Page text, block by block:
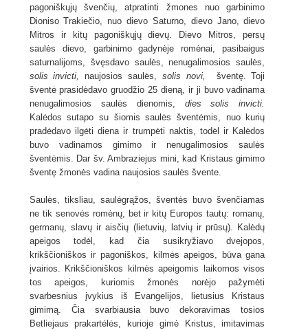
pagoniškųjų švenčių, atpratinti žmones nuo garbinimo
Dioniso Trakiečio, nuo dievo Saturno, dievo Jano, dievo
Mitros ir kitų pagoniškųjų dievų. Dievo Mitros, persų
saulės dievo, garbinimo gadynėje romėnai, pasibaigus
saturnalijoms, švęsdavo saulės, nenugalimosios saulės,
solis invicti,naujosios saulės,solis novi, šventę. Toji
šventė prasidėdavo gruodžio 25 dieną, ir ji buvo vadinama
nenugalimosios saulės dienomis, diessolisinvicti.
Kalėdos sutapo su šiomis saulės šventėmis, nuo kurių
pradėdavo ilgėti diena ir trumpėti naktis, todėl ir Kalėdos
buvo vadinamos gimimo ir nenugalimosios saulės
šventėmis. Dar šv. Ambraziejus mini, kad Kristaus gimimo
šventę žmonės vadina naujosios saulės švente.
Saulės, tiksliau, saulėgrąžos, šventės buvo švenčiamas
ne tik senovės romėnų, bet ir kitų Europos tautų: romanų,
germanų, slavų ir aisčių (lietuvių, latvių ir prūsų). Kalėdų
apeigos todėl, kad čia susikryžiavo dvejopos,
krikščioniškos ir pagoniškos, kilmės apeigos, būva gana
įvairios. Krikščioniškos kilmės apeigomis laikomos visos
tos apeigos, kuriomis žmonės norėjo pažymėti
svarbesnius įvykius iš Evangelijos, lietusius Kristaus
gimimą. Čia svarbiausia buvo dekoravimas tosios
Betliejaus prakartėlės, kurioje gimė Kristus, imitavimas